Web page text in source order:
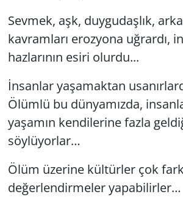
Sevmek, aşk, duygudaşlık,
kavramları erozyona uğrardı,
hazlarının esiri olurdu...
İnsanlar yaşamaktan
Ölümlü bu dünyamızda,
yaşamın kendilerine fazla
söylüyorlar…
Ölüm üzerine kültürler çok
değerlendirmeler yapabilirler…